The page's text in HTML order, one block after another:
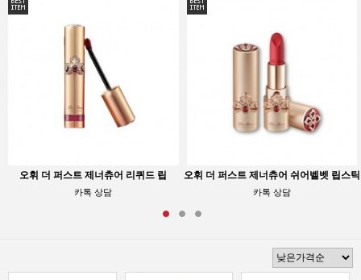
오휘 더 퍼스트 제너츄어 리퀴드 립
카톡 상담
오휘 더 퍼스트 제너츄어 쉬어벨벳 립스틱
카톡 상담